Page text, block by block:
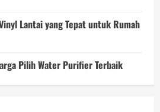
Lantai yang Tepat untuk Rumah
Pilih Water Purifier Terbaik